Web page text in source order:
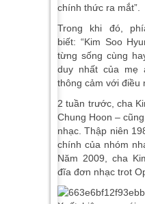
chính thức ra mắt”.
Trong khi đó,
biết: “Kim Soo
từng sống cùng
duy nhất của mẹ
thông cảm với điều
2 tuần trước, cha
Chung Hoon –
nhạc. Thập niên
chính của nhóm
Năm 2009, cha
đĩa đơn nhạc trot